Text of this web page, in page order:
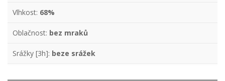
Vlhkost: 68%
Oblačnost: bez mraků
Srážky [3h]: beze srážek